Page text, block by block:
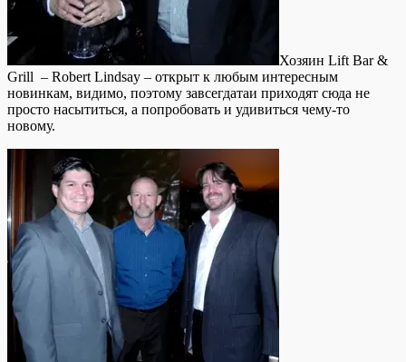
Хозяин Lift Bar &
Grill – Robert Lindsay – открыт к любым интересным
новинкам, видимо, поэтому завсегдатаи приходят сюда не
просто насытиться, а попробовать и удивиться чему-то
новому.